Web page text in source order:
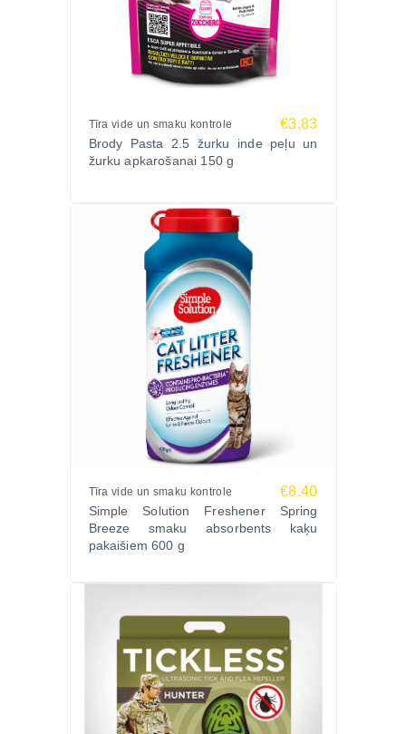
Tīra vide un smaku kontrole €3.83
Brody Pasta 2.5 žurku inde peļu un
žurku apkarošanai 150 g
Tīra vide un smaku kontrole €8.40
Simple Solution Freshener Spring
Breeze smaku absorbents kaķu
pakaišiem 600 g